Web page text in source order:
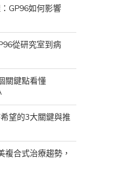
GP96如何影響
從研究室到病
關鍵點看懂
望的3大關鍵與推
複合式治療趨勢，